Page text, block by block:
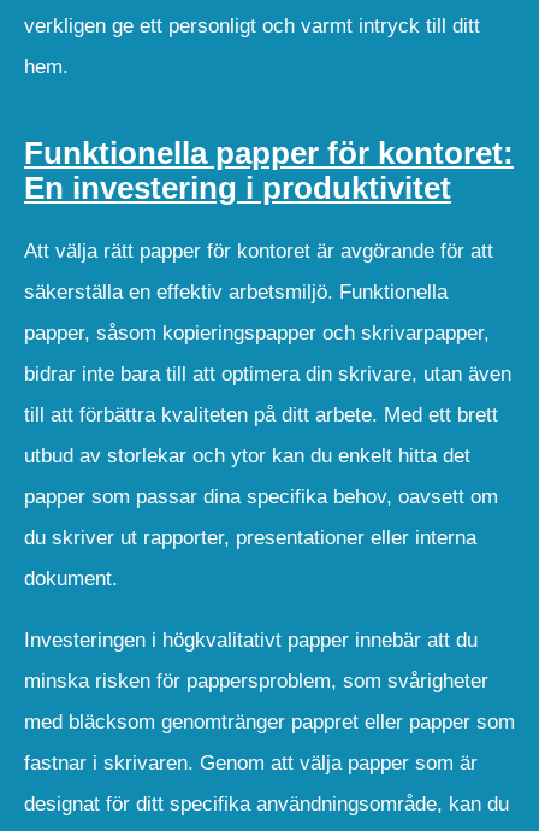
verkligen ge ett personligt och varmt intryck till ditt
hem.
Funktionella papper för kontoret:
En investering i produktivitet
Att välja rätt papper för kontoret är avgörande för att
säkerställa en effektiv arbetsmiljö. Funktionella
papper, såsom kopieringspapper och skrivarpapper,
bidrar inte bara till att optimera din skrivare, utan även
till att förbättra kvaliteten på ditt arbete. Med ett brett
utbud av storlekar och ytor kan du enkelt hitta det
papper som passar dina specifika behov, oavsett om
du skriver ut rapporter, presentationer eller interna
dokument.
Investeringen i högkvalitativt papper innebär att du
minska risken för pappersproblem, som svårigheter
med bläcksom genomtränger pappret eller papper som
fastnar i skrivaren. Genom att välja papper som är
designat för ditt specifika användningsområde, kan du